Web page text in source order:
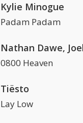
Kylie Minogue
Padam Padam
0800 Heaven
Tiësto
Lay Low